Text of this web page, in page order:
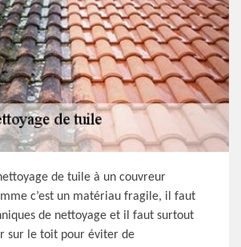
de tuile à un couvreur
c’est un matériau fragile, il faut
de nettoyage et il faut surtout
sur le toit pour éviter de